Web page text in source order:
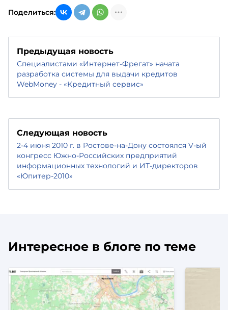
Поделиться:
Предыдущая новость
Специалистами «Интернет-Фрегат» начата
разработка системы для выдачи кредитов
WebMoney - «Кредитный сервис»
Следующая новость
2-4 июня 2010 г. в Ростове-на-Дону состоялся V-ый
конгресс Южно-Российских предприятий
информационных технологий и ИТ-директоров
«Юпитер-2010»
Интересное в блоге по теме